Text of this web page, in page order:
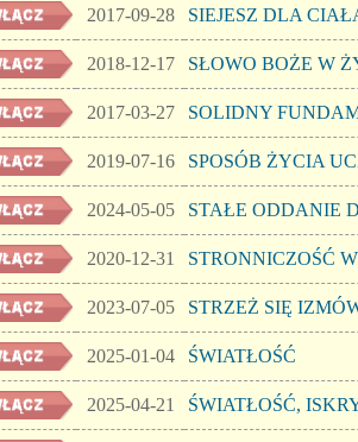
2017-09-28 SIEJESZ DLA
2018-12-17 SŁOWO BOŻE W
2017-03-27 SOLIDNY
2019-07-16 SPOSÓB ŻYCIA
2024-05-05 STAŁE ODDANIE
2020-12-31 STRONNICZOŚĆ
2023-07-05 STRZEŻ SIĘ
2025-01-04 ŚWIATŁOŚĆ
2025-04-21 ŚWIATŁOŚĆ,